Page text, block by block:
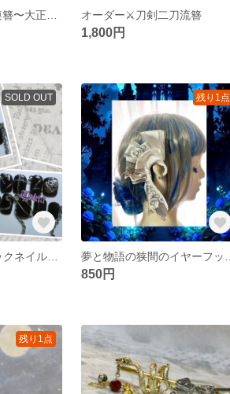
オーダー⚔️刀剣二刀流簪
1,800円
SOLD OUT 残り1点
850円
残り1点